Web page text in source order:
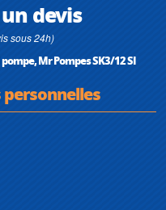
de la hauteur de
pour maintenance ou
en polyéthylène haute
devis
sous 24h)
Mr Pompes SK3/12 SI